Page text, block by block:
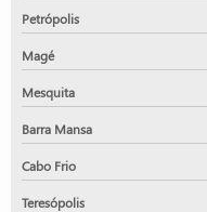
Petrópolis
Magé
Mesquita
Barra Mansa
Cabo Frio
Teresópolis